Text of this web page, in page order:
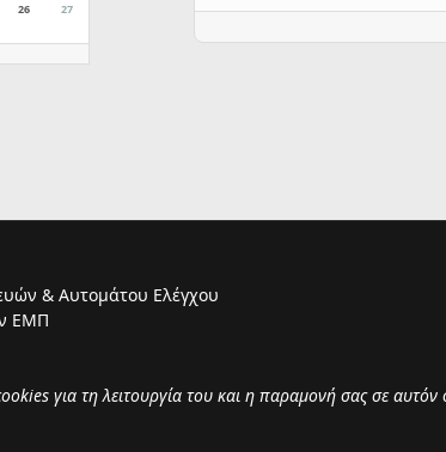
26
27
& Αυτομάτου Ελέγχου
ΕΜΠ
για τη λειτουργία του και η παραμονή σας σε